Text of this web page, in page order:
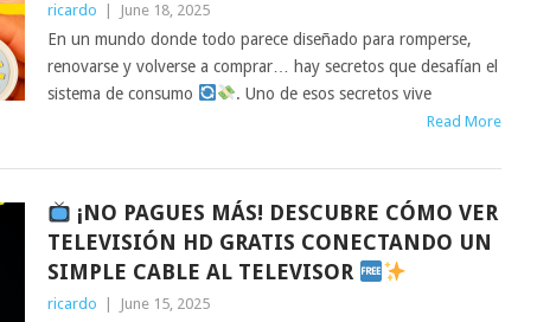
ricardo June 18, 2025
En un mundo donde todo parece diseñado para romperse,
renovarse y volverse a comprar… hay secretos que desafían el
sistema de consumo
. Uno de esos secretos vive
Read More
¡NO PAGUES MÁS! DESCUBRE CÓMO VER
TELEVISIÓN HD GRATIS CONECTANDO UN
SIMPLE CABLE AL TELEVISOR
ricardo June 15, 2025